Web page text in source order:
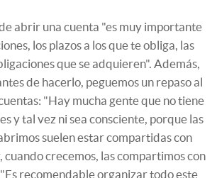
abrir una cuenta "es muy importante
los plazos a los que te obliga, las
que se adquieren". Además,
de hacerlo, peguemos un repaso al
"Hay mucha gente que no tiene
y tal vez ni sea consciente, porque las
suelen estar compartidas con
crecemos, las compartimos con
recomendable organizar todo este